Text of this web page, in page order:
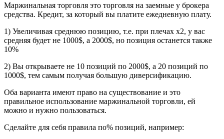
Маржинальная торговля это торговля на заемные у брокера
средства. Кредит, за который вы платите ежедневную плату.
1) Увеличивая среднюю позицию, т.е. при плечах х2, у вас
средняя будет не 1000$, а 2000$, но позиция останется также
10%
2) Вы открываете не 10 позиций по 2000$, а 20 позиций по
1000$, тем самым получая большую диверсификацию.
Оба варианта имеют право на существование и это
правильное использование маржинальной торговли, ей
можно и нужно пользоваться.
Сделайте для себя правила по% позиций, например: